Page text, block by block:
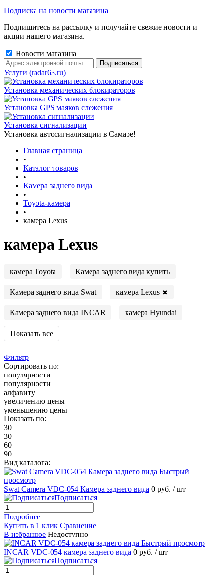
Подписка на новости магазина
Подпишитесь на рассылку и получайте свежие новости и
акции нашего магазина.
Новости магазина
Услуги (radar63.ru)
Установка механических блокираторов
Установка GPS маяков слежения
Установка сигнализации
Установка автосигнализации в Самаре!
Главная страница
•
Каталог товаров
•
Камера заднего вида
•
Toyota-камера
•
камера Lexus
камера Lexus
камера Toyota Камера заднего вида купить
Камера заднего вида Swat камера Lexus ✖
Камера заднего вида INCAR камера Hyundai
Показать все
Фильтр
Сортировать по:
популярности
популярности
алфавиту
увеличению цены
уменьшению цены
Показать по:
30
30
60
90
Вид каталога:
Быстрый
просмотр
Swat Camera VDC-054 Камера заднего вида 0 руб. / шт
Подписаться
Подробнее
Купить в 1 клик Сравнение
В избранное Недоступно
Быстрый просмотр
INCAR VDC-054 камера заднего вида 0 руб. / шт
Подписаться